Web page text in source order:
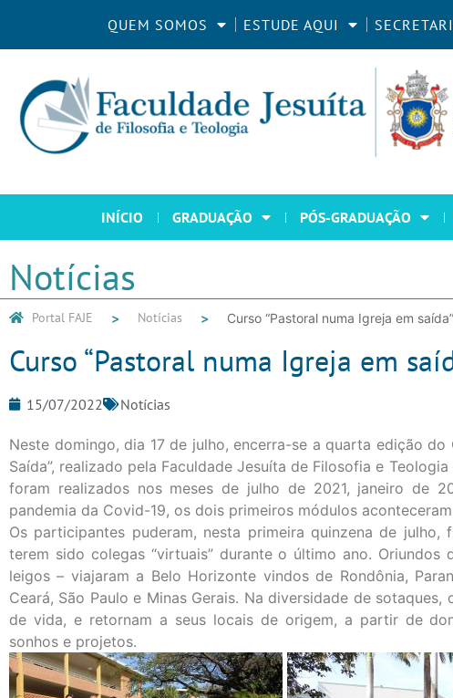
QUEM SOMOS ESTUDE AQUI
INÍCIO GRADUAÇÃO PÓS-GRADUAÇÃO
Notícias
Portal FAJE Notícias Curso “Pastoral numa Igreja em
Curso “Pastoral numa Igreja em
15/07/2022 Notícias
Neste domingo, dia 17 de julho, encerra-se a quarta edição
Saída”, realizado pela Faculdade Jesuíta de Filosofia e
foram realizados nos meses de julho de 2021, janeiro de
pandemia da Covid-19, os dois primeiros módulos
Os participantes puderam, nesta primeira quinzena de julho,
terem sido colegas “virtuais” durante o último ano.
leigos – viajaram a Belo Horizonte vindos de Rondônia,
Ceará, São Paulo e Minas Gerais. Na diversidade de
de vida, e retornam a seus locais de origem, a partir de
sonhos e projetos.